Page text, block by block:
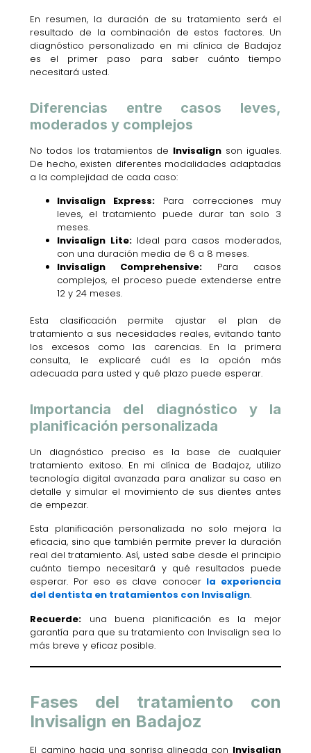
En resumen, la duración de su tratamiento será el
resultado de la combinación de estos factores. Un
diagnóstico personalizado en mi clínica de Badajoz
es el primer paso para saber cuánto tiempo
necesitará usted.
Diferencias entre casos leves,
moderados y complejos
No todos los tratamientos de Invisalign son iguales.
De hecho, existen diferentes modalidades adaptadas
a la complejidad de cada caso:
Invisalign Express: Para correcciones muy
leves, el tratamiento puede durar tan solo 3
meses.
Invisalign Lite:Ideal para casos moderados,
con una duración media de 6 a 8 meses.
Invisalign Comprehensive: Para casos
complejos, el proceso puede extenderse entre
12 y 24 meses.
Esta clasificación permite ajustar el plan de
tratamiento a sus necesidades reales, evitando tanto
los excesos como las carencias. En la primera
consulta, le explicaré cuál es la opción más
adecuada para usted y qué plazo puede esperar.
Importancia del diagnóstico y la
planificación personalizada
Un diagnóstico preciso es la base de cualquier
tratamiento exitoso. En mi clínica de Badajoz, utilizo
tecnología digital avanzada para analizar su caso en
detalle y simular el movimiento de sus dientes antes
de empezar.
Esta planificación personalizada no solo mejora la
eficacia, sino que también permite prever la duración
real del tratamiento. Así, usted sabe desde el principio
cuánto tiempo necesitará y qué resultados puede
esperar. Por eso es clave conocer la experiencia
del dentista en tratamientos con Invisalign.
Recuerde: una buena planificación es la mejor
garantía para que su tratamiento con Invisalign sea lo
más breve y eficaz posible.
Fases del tratamiento con
Invisalign en Badajoz
El camino hacia una sonrisa alineada con Invisalign